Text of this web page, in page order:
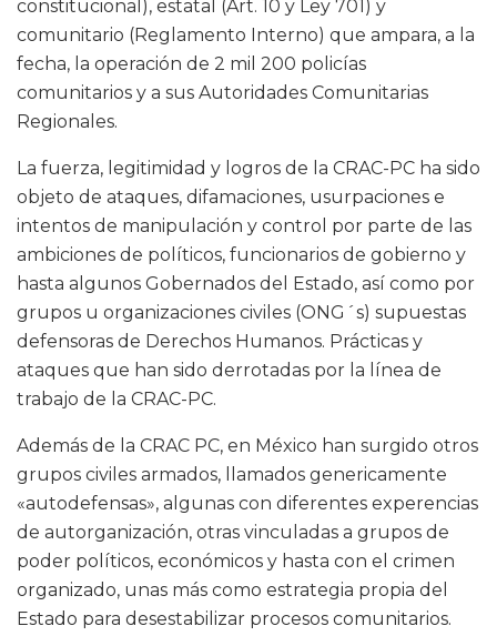
constitucional), estatal (Art. 10 y Ley 701) y
comunitario (Reglamento Interno) que ampara, a la
fecha, la operación de 2 mil 200 policías
comunitarios y a sus Autoridades Comunitarias
Regionales.
La fuerza, legitimidad y logros de la CRAC-PC ha sido
objeto de ataques, difamaciones, usurpaciones e
intentos de manipulación y control por parte de las
ambiciones de políticos, funcionarios de gobierno y
hasta algunos Gobernados del Estado, así como por
grupos u organizaciones civiles (ONG´s) supuestas
defensoras de Derechos Humanos. Prácticas y
ataques que han sido derrotadas por la línea de
trabajo de la CRAC-PC.
Además de la CRAC PC, en México han surgido otros
grupos civiles armados, llamados genericamente
«autodefensas», algunas con diferentes experencias
de autorganización, otras vinculadas a grupos de
poder políticos, económicos y hasta con el crimen
organizado, unas más como estrategia propia del
Estado para desestabilizar procesos comunitarios.